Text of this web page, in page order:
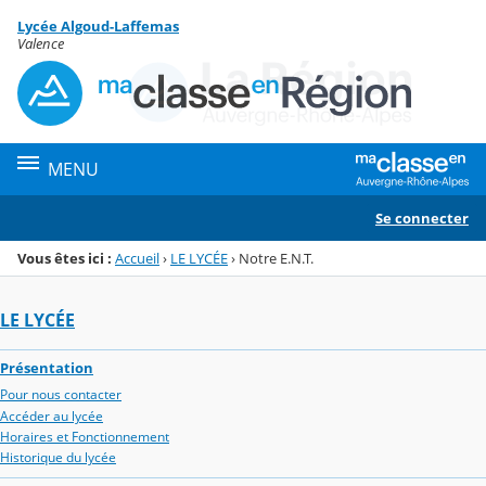
Menu de la rubrique
Contenu
Lycée Algoud-Laffemas
Valence
MENU
Se connecter
Vous êtes ici : Accueil› LE LYCÉE› Notre E.N.T.
LE LYCÉE
Présentation
Pour nous contacter
Accéder au lycée
Horaires et Fonctionnement
Historique du lycée